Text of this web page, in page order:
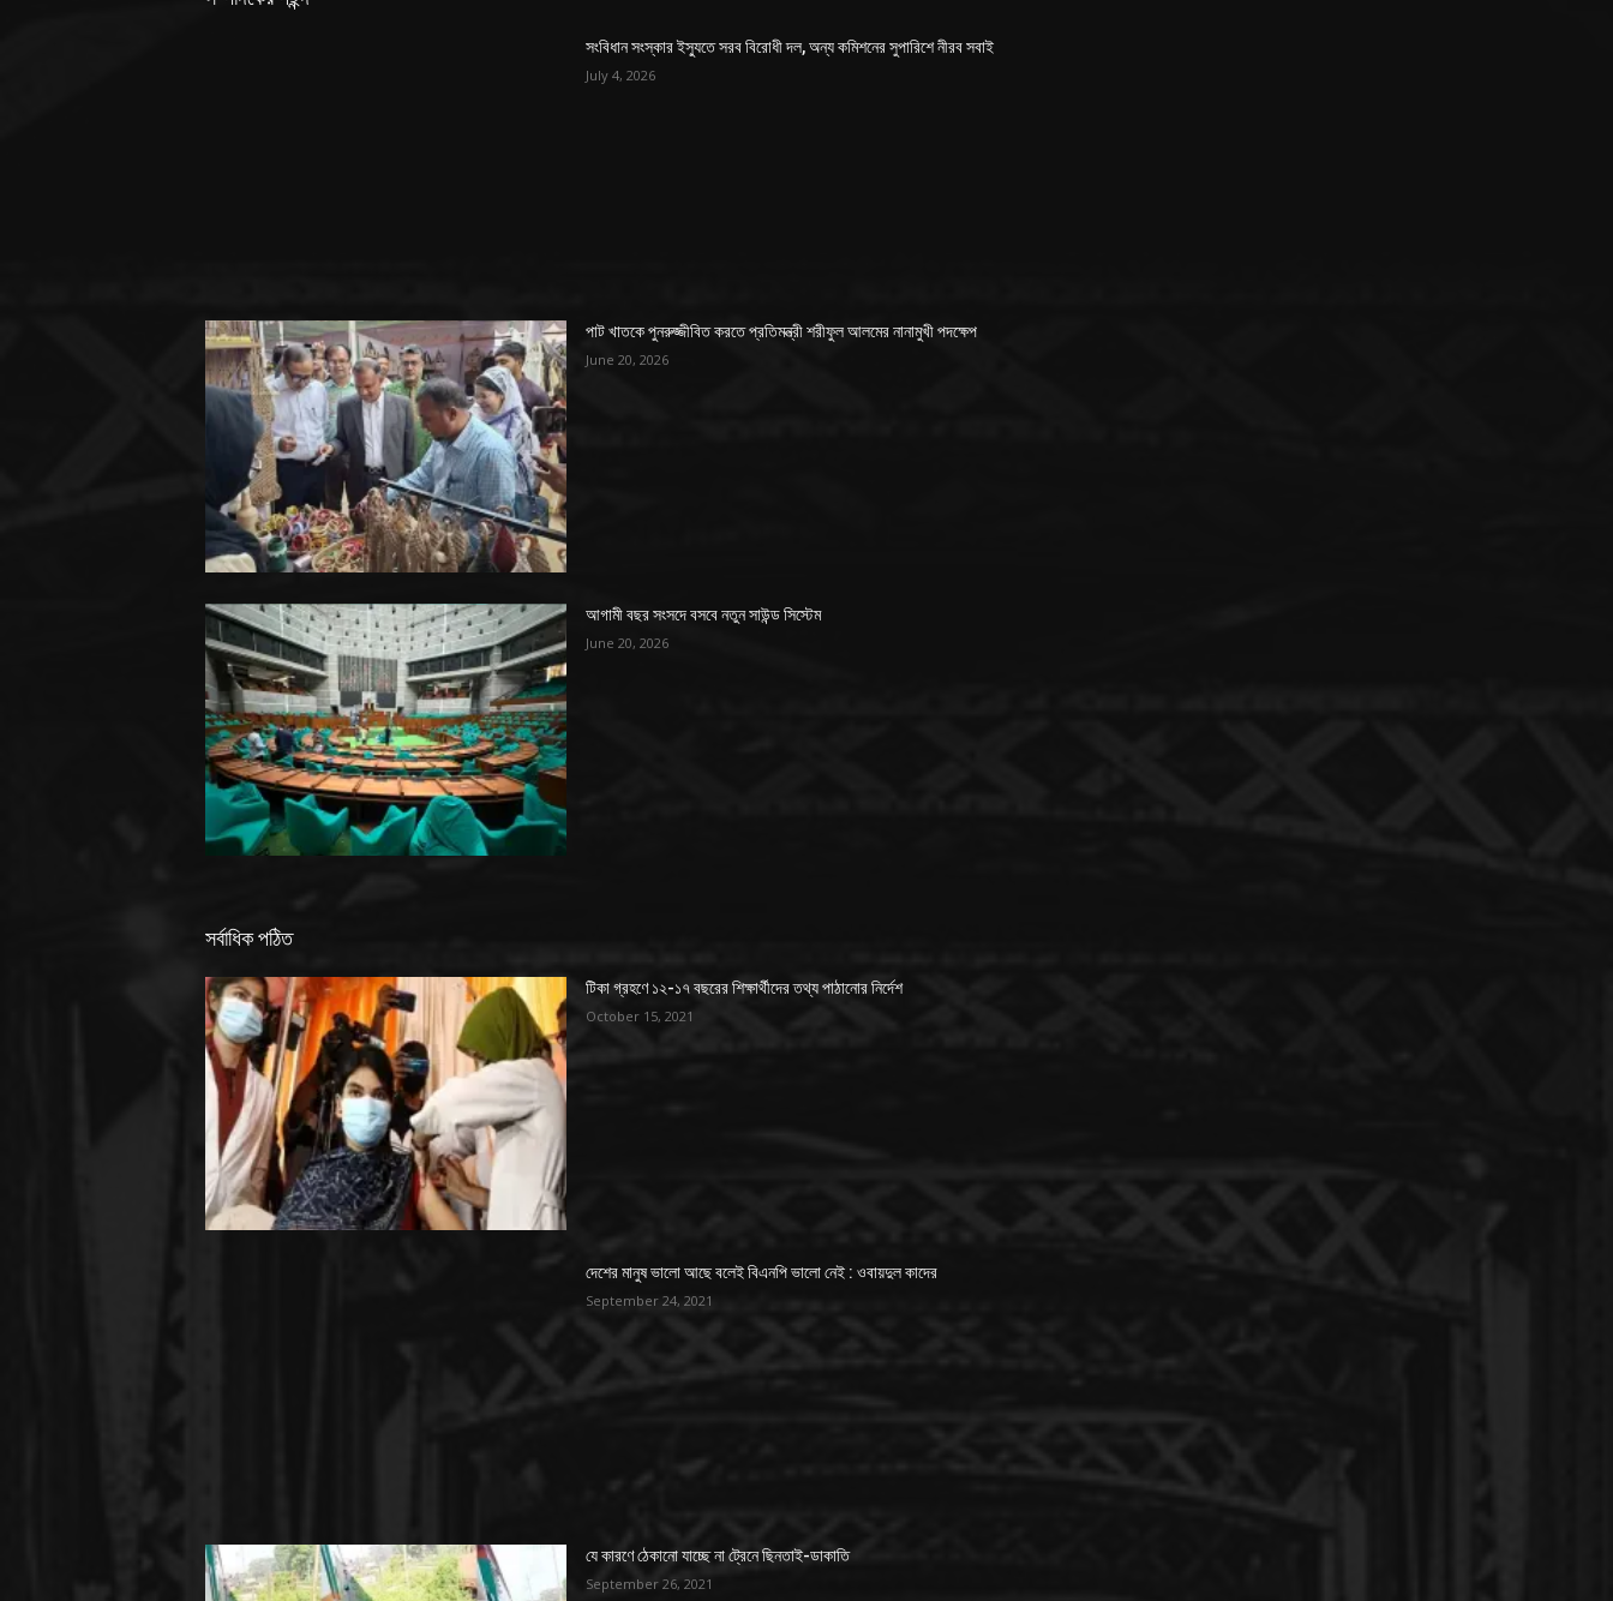
সংবিধান সংস্কার ইস্যুতে সরব বিরোধী দল, অন্য কমিশনের সুপারিশে নীরব সবাই
July 4, 2026
পাট খাতকে পুনরুজ্জীবিত করতে প্রতিমন্ত্রী শরীফুল আলমের নানামুখী পদক্ষেপ
June 20, 2026
আগামী বছর সংসদে বসবে নতুন সাউন্ড সিস্টেম
June 20, 2026
সর্বাধিক পঠিত
টিকা গ্রহণে ১২-১৭ বছরের শিক্ষার্থীদের তথ্য পাঠানোর নির্দেশ
October 15, 2021
দেশের মানুষ ভালো আছে বলেই বিএনপি ভালো নেই : ওবায়দুল কাদের
September 24, 2021
যে কারণে ঠেকানো যাচ্ছে না ট্রেনে ছিনতাই-ডাকাতি
September 26, 2021